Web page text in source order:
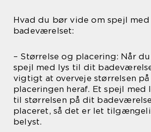
Hvad du bør vide om spejl
badeværelset:
– Størrelse og placering: Når
spejl med lys til dit
vigtigt at overveje størrelsen
placeringen heraf. Et spejl med
til størrelsen på dit
placeret, så det er let
belyst.